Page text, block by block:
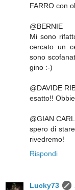
FARRO con
@BERNIE
Mi sono
cercato un
sono
gino :-)
@DAVIDE
esatto!!
@GIAN
spero di
rivedremo!
Rispondi
Lucky73